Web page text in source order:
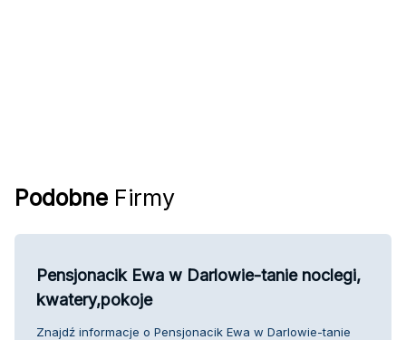
Podobne Firmy
Pensjonacik Ewa w Darlowie-tanie noclegi,
kwatery,pokoje
Znajdź informacje o Pensjonacik Ewa w Darlowie-tanie